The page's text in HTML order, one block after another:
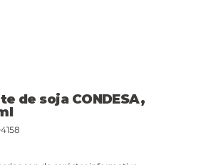
de soja CONDESA,